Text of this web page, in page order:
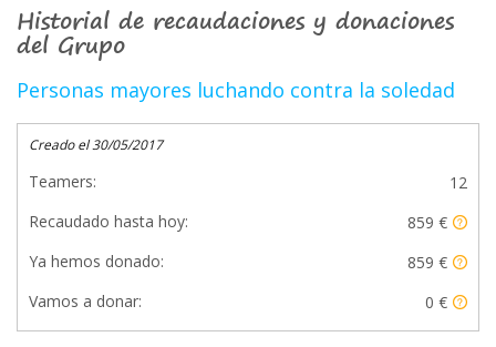
Historial de recaudaciones y donaciones
del Grupo
Personas mayores luchando contra la soledad
Creado el 30/05/2017
Teamers:
12
Recaudado hasta hoy:
859 €
Ya hemos donado:
859 €
Vamos a donar:
0 €